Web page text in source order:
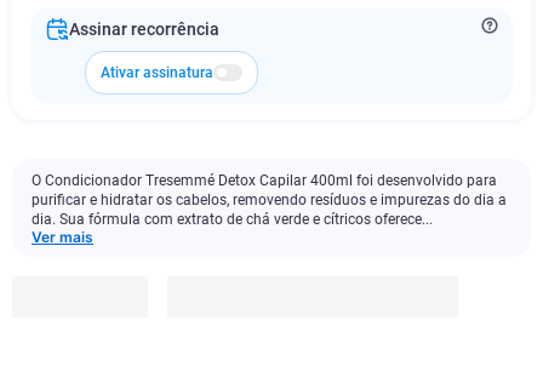
Assinar recorrência
Ativar assinatura
O Condicionador Tresemmé Detox Capilar 400ml foi desenvolvido para
purificar e hidratar os cabelos, removendo resíduos e impurezas do dia a
dia. Sua fórmula com extrato de chá verde e cítricos oferece...
Ver mais